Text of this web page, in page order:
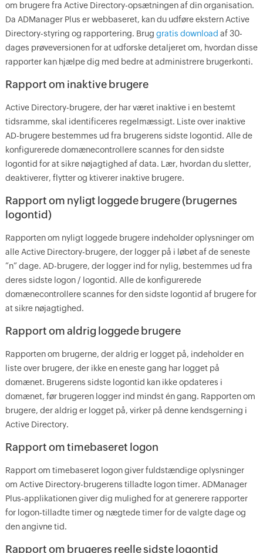
om brugere fra Active Directory-opsætningen af din organisation.
Da ADManager Plus er webbaseret, kan du udføre ekstern Active
Directory-styring og rapportering. Brug gratis download af 30-
dages prøveversionen for at udforske detaljeret om, hvordan disse
rapporter kan hjælpe dig med bedre at administrere brugerkonti.
Rapport om inaktive brugere
Active Directory-brugere, der har været inaktive i en bestemt
tidsramme, skal identificeres regelmæssigt. Liste over inaktive
AD-brugere bestemmes ud fra brugerens sidste logontid. Alle de
konfigurerede domænecontrollere scannes for den sidste
logontid for at sikre nøjagtighed af data. Lær, hvordan du sletter,
deaktiverer, flytter og ktiverer inaktive brugere.
Rapport om nyligt loggede brugere (brugernes
logontid)
Rapporten om nyligt loggede brugere indeholder oplysninger om
alle Active Directory-brugere, der logger på i løbet af de seneste
”n” dage. AD-brugere, der logger ind for nylig, bestemmes ud fra
deres sidste logon / logontid. Alle de konfigurerede
domænecontrollere scannes for den sidste logontid af brugere for
at sikre nøjagtighed.
Rapport om aldrig loggede brugere
Rapporten om brugerne, der aldrig er logget på, indeholder en
liste over brugere, der ikke en eneste gang har logget på
domænet. Brugerens sidste logontid kan ikke opdateres i
domænet, før brugeren logger ind mindst én gang. Rapporten om
brugere, der aldrig er logget på, virker på denne kendsgerning i
Active Directory.
Rapport om timebaseret logon
Rapport om timebaseret logon giver fuldstændige oplysninger
om Active Directory-brugerens tilladte logon timer. ADManager
Plus-applikationen giver dig mulighed for at generere rapporter
for logon-tilladte timer og nægtede timer for de valgte dage og
den angivne tid.
Rapport om brugeres reelle sidste logontid